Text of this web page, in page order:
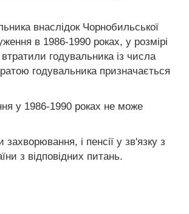
внаслідок Чорнобильської
в 1986-1990 роках, у розмірі
годувальника із числа
годувальника призначається
у 1986-1990 роках не може
і пенсії у зв'язку з
з відповідних питань.